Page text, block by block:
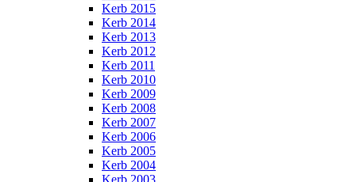
Kerb 2015
Kerb 2014
Kerb 2013
Kerb 2012
Kerb 2011
Kerb 2010
Kerb 2009
Kerb 2008
Kerb 2007
Kerb 2006
Kerb 2005
Kerb 2004
Kerb 2003